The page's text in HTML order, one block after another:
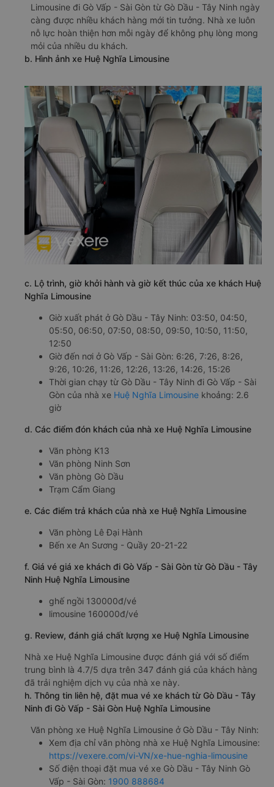
Limousine đi Gò Vấp - Sài Gòn từ Gò Dầu - Tây Ninh ngày
càng được nhiều khách hàng mới tin tưởng. Nhà xe luôn
nỗ lực hoàn thiện hơn mỗi ngày để không phụ lòng mong
mỏi của nhiều du khách.
b. Hình ảnh xe Huệ Nghĩa Limousine
c. Lộ trình, giờ khởi hành và giờ kết thúc của xe khách Huệ
Nghĩa Limousine
Giờ xuất phát ở Gò Dầu - Tây Ninh: 03:50, 04:50,
05:50, 06:50, 07:50, 08:50, 09:50, 10:50, 11:50,
12:50
Giờ đến nơi ở Gò Vấp - Sài Gòn: 6:26, 7:26, 8:26,
9:26, 10:26, 11:26, 12:26, 13:26, 14:26, 15:26
Thời gian chạy từ Gò Dầu - Tây Ninh đi Gò Vấp - Sài
Gòn của nhà xe Huệ Nghĩa Limousine khoảng: 2.6
giờ
d. Các điểm đón khách của nhà xe Huệ Nghĩa Limousine
Văn phòng K13
Văn phòng Ninh Sơn
Văn phòng Gò Dầu
Trạm Cẩm Giang
e. Các điểm trả khách của nhà xe Huệ Nghĩa Limousine
Văn phòng Lê Đại Hành
Bến xe An Sương - Quầy 20-21-22
f. Giá vé giá xe khách đi Gò Vấp - Sài Gòn từ Gò Dầu - Tây
Ninh Huệ Nghĩa Limousine
ghế ngồi 130000đ/vé
limousine 160000đ/vé
g. Review, đánh giá chất lượng xe Huệ Nghĩa Limousine
Nhà xe Huệ Nghĩa Limousine được đánh giá với số điểm
trung bình là 4.7/5 dựa trên 347 đánh giá của khách hàng
đã trải nghiệm dịch vụ của nhà xe này.
h. Thông tin liên hệ, đặt mua vé xe khách từ Gò Dầu - Tây
Ninh đi Gò Vấp - Sài Gòn Huệ Nghĩa Limousine
Văn phòng xe Huệ Nghĩa Limousine ở Gò Dầu - Tây Ninh:
Xem địa chỉ văn phòng nhà xe Huệ Nghĩa Limousine:
https://vexere.com/vi-VN/xe-hue-nghia-limousine
Số điện thoại đặt mua vé xe Gò Dầu - Tây Ninh Gò
Vấp - Sài Gòn: 1900 888684